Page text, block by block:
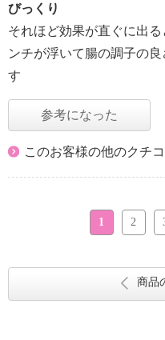
びっくり
それほど効果が直ぐに出
ンチが浮いて腸の調子の
す
参考になった
このお客様の他のクチ
1 2
商品